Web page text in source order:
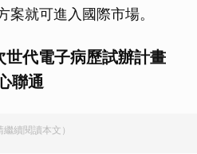
案就可進入國際市場。
代電子病歷試辦計畫
聯通
續閱讀本文）